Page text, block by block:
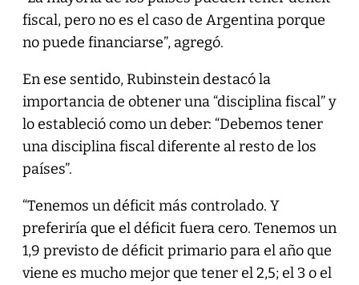
fiscal, pero no es el caso de Argentina porque
no puede financiarse”, agregó.
En ese sentido, Rubinstein destacó la
importancia de obtener una “disciplina fiscal” y
lo estableció como un deber: “Debemos tener
una disciplina fiscal diferente al resto de los
países”.
“Tenemos un déficit más controlado. Y
preferiría que el déficit fuera cero. Tenemos un
1,9 previsto de déficit primario para el año que
viene es mucho mejor que tener el 2,5; el 3 o el